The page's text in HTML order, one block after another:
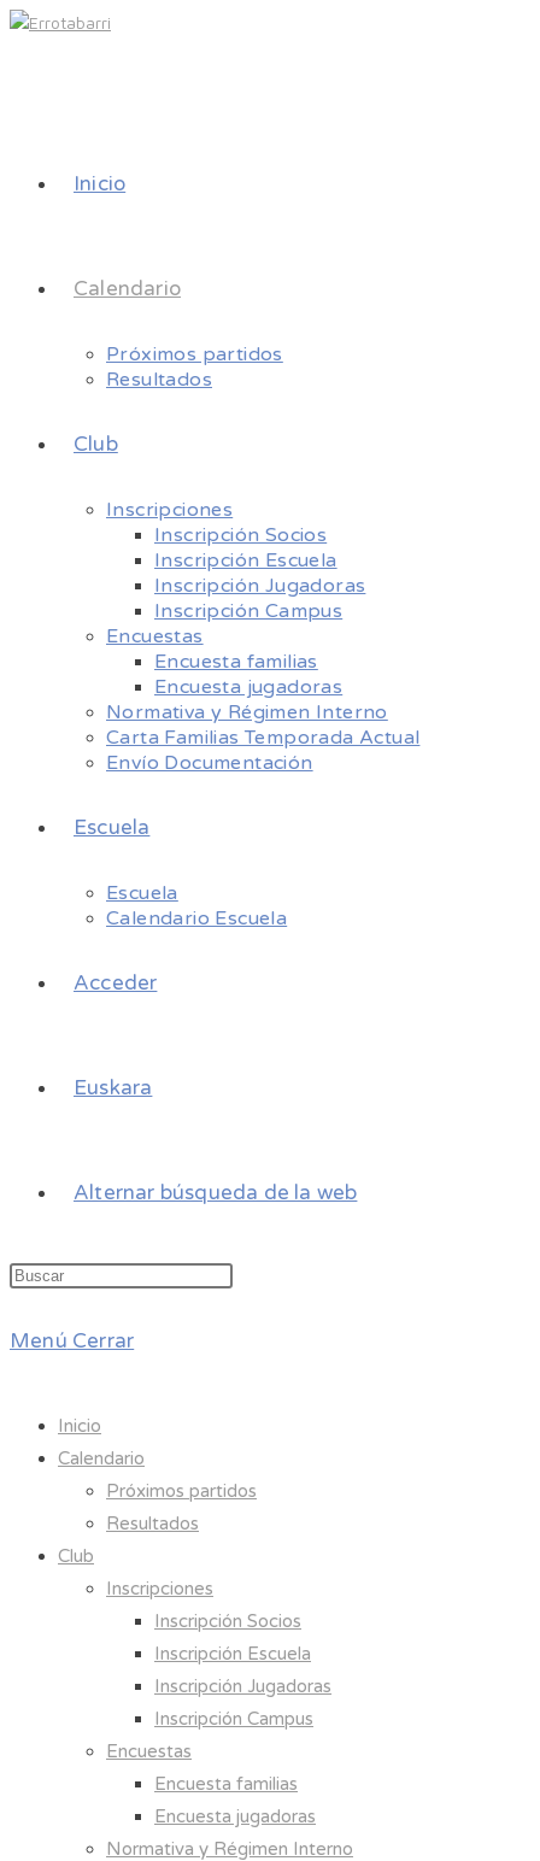
Inicio
Calendario
Próximos partidos
Resultados
Club
Inscripciones
Inscripción Socios
Inscripción Escuela
Inscripción Jugadoras
Inscripción Campus
Encuestas
Encuesta familias
Encuesta jugadoras
Normativa y Régimen Interno
Carta Familias Temporada Actual
Envío Documentación
Escuela
Escuela
Calendario Escuela
Acceder
Euskara
Alternar búsqueda de la web
Menú Cerrar
Inicio
Calendario
Próximos partidos
Resultados
Club
Inscripciones
Inscripción Socios
Inscripción Escuela
Inscripción Jugadoras
Inscripción Campus
Encuestas
Encuesta familias
Encuesta jugadoras
Normativa y Régimen Interno